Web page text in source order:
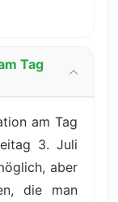
Tag
am Tag
3. Juli
aber
die man